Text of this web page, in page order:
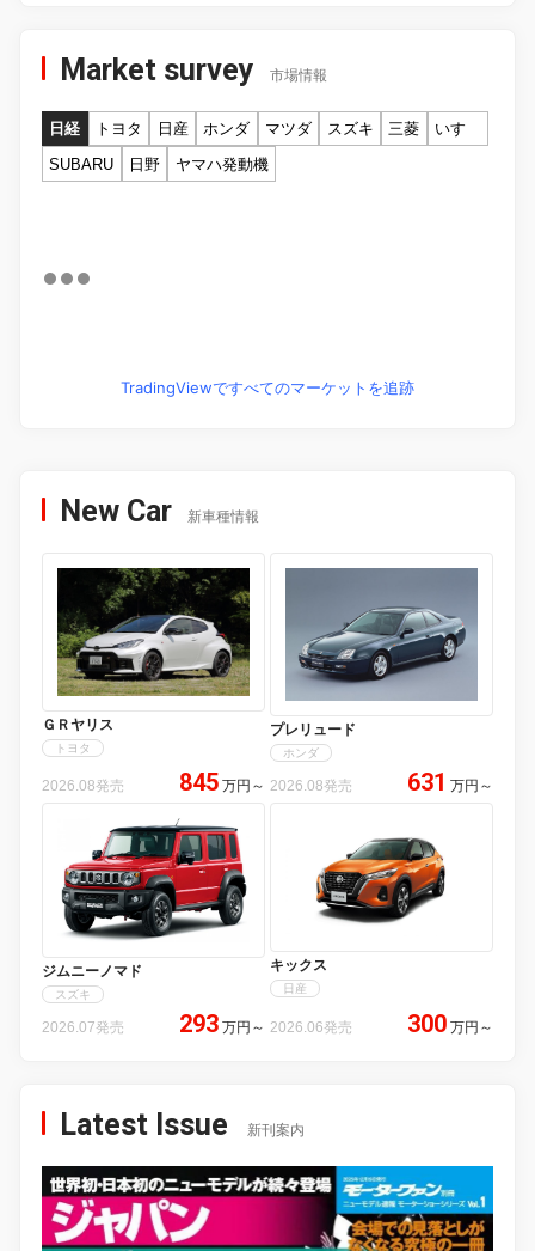
Market survey 市場情報
日経 トヨタ 日産 ホンダ マツダ スズキ 三菱
いすゞ
SUBARU
日野 ヤマハ発動機
TradingViewですべてのマーケットを追跡
New Car 新車種情報
ＧＲヤリス
トヨタ
2026.08発売 845 万円 ～
プレリュード
ホンダ
2026.08発売 631 万円 ～
ジムニーノマド
スズキ
2026.07発売 293 万円 ～
キックス
日産
2026.06発売 300 万円 ～
Latest Issue 新刊案内